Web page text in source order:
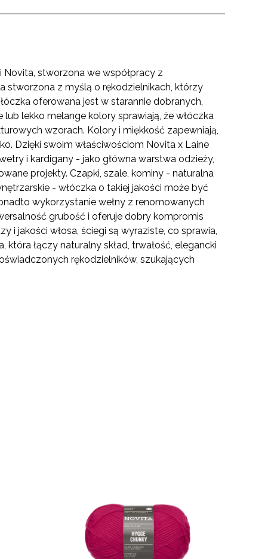
Novita, stworzona we współpracy z
stworzona z myślą o rękodzielnikach, którzy
oferowana jest w starannie dobranych,
lekko melange kolory sprawiają, że włóczka
wzorach. Kolory i miękkość zapewniają,
Dzięki swoim właściwościom Novita x Laine
i kardigany - jako główna warstwa odzieży,
projekty. Czapki, szale, kominy - naturalna
- włóczka o takiej jakości może być
wykorzystanie wełny z renomowanych
grubość i oferuje dobry kompromis
i jakości włosa, ściegi są wyraziste, co sprawia,
łączy naturalny skład, trwałość, elegancki
rękodzielników, szukających